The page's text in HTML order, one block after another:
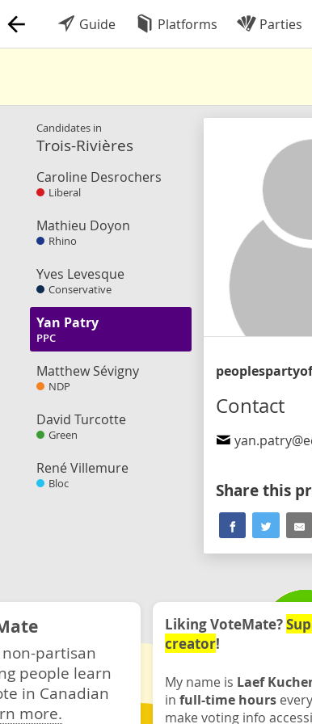
Guide Platforms Parties
Candidates in
Trois-Rivières
Caroline Desrochers
Liberal
Mathieu Doyon
Rhino
Yves Levesque
Conservative
Yan Patry
PPC
Matthew Sévigny
NDP
David Turcotte
Green
René Villemure
Bloc
Contact
Share this
partisan
people learn
in Canadian
more.
Liking VoteMate?
creator!
My name is Laef
in full-time hours
make voting info